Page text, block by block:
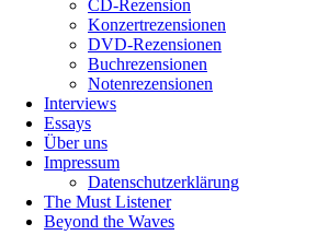
CD-Rezension
Konzertrezensionen
DVD-Rezensionen
Buchrezensionen
Notenrezensionen
Interviews
Essays
Über uns
Impressum
Datenschutzerklärung
The Must Listener
Beyond the Waves